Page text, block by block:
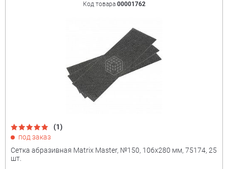
Код товара 00001762
(1)
под заказ
Сетка абразивная Matrix Master, №150, 106x280 мм, 75174, 25
шт.